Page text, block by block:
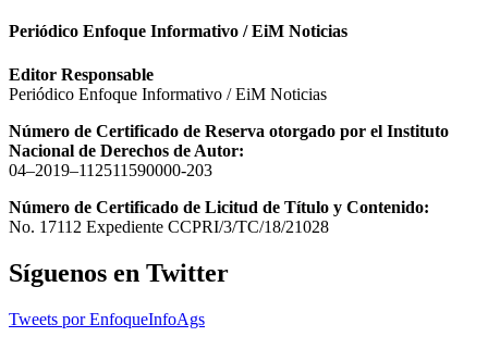
Periódico Enfoque Informativo / EiM Noticias
Editor Responsable
Periódico Enfoque Informativo / EiM Noticias
Número de Certificado de Reserva otorgado por el Instituto
Nacional de Derechos de Autor:
04–2019–112511590000-203
Número de Certificado de Licitud de Título y Contenido:
No. 17112 Expediente CCPRI/3/TC/18/21028
Síguenos en Twitter
Tweets por EnfoqueInfoAgs